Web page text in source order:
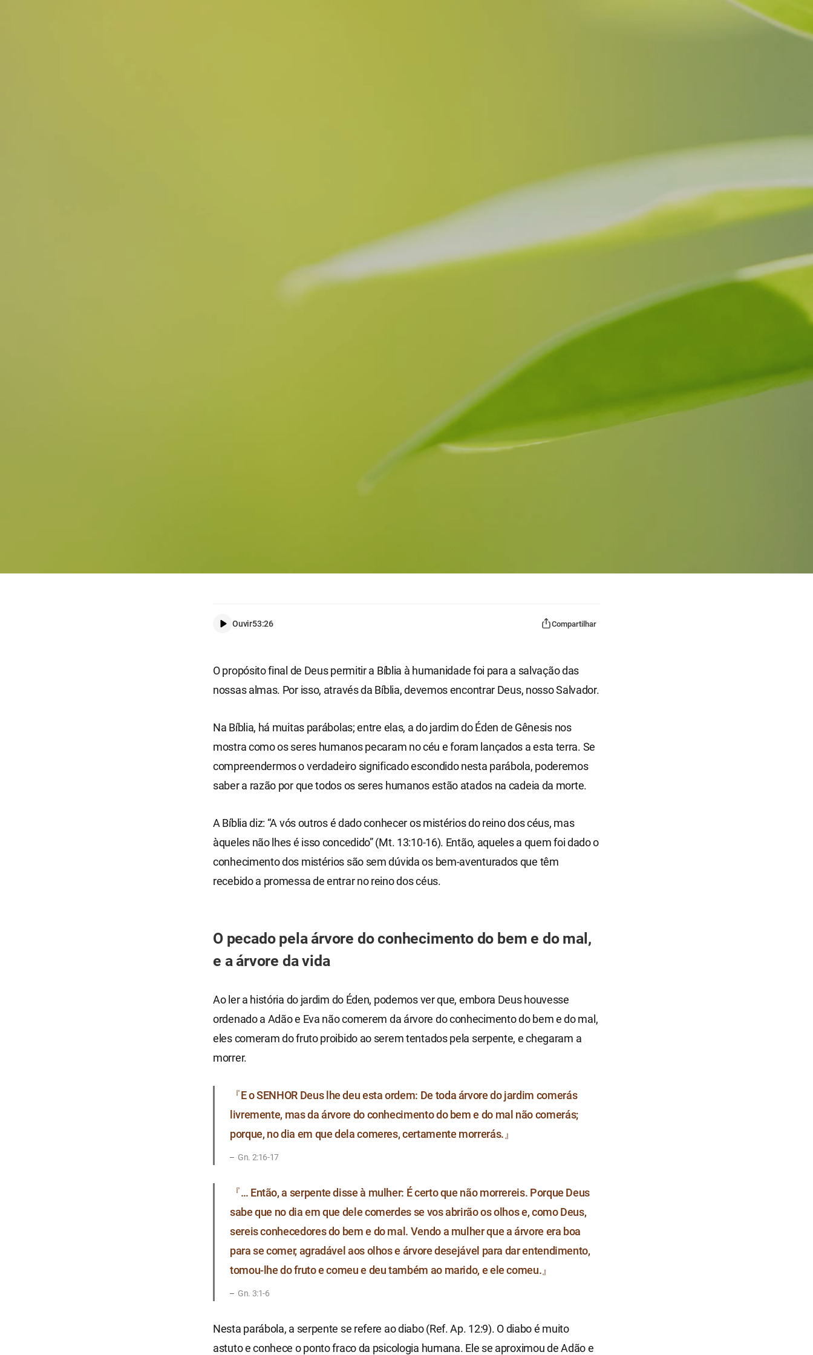
Ouvir53:26 Compartilhar
O propósito final de Deus permitir a Bíblia à humanidade foi para a salvação das
nossas almas. Por isso, através da Bíblia, devemos encontrar Deus, nosso Salvador.
Na Bíblia, há muitas parábolas; entre elas, a do jardim do Éden de Gênesis nos
mostra como os seres humanos pecaram no céu e foram lançados a esta terra. Se
compreendermos o verdadeiro significado escondido nesta parábola, poderemos
saber a razão por que todos os seres humanos estão atados na cadeia da morte.
A Bíblia diz: “A vós outros é dado conhecer os mistérios do reino dos céus, mas
àqueles não lhes é isso concedido” (Mt. 13:10-16). Então, aqueles a quem foi dado o
conhecimento dos mistérios são sem dúvida os bem-aventurados que têm
recebido a promessa de entrar no reino dos céus.
O pecado pela árvore do conhecimento do bem e do mal,
e a árvore da vida
Ao ler a história do jardim do Éden, podemos ver que, embora Deus houvesse
ordenado a Adão e Eva não comerem da árvore do conhecimento do bem e do mal,
eles comeram do fruto proibido ao serem tentados pela serpente, e chegaram a
morrer.
『E o SENHOR Deus lhe deu esta ordem: De toda árvore do jardim comerás
livremente, mas da árvore do conhecimento do bem e do mal não comerás;
porque, no dia em que dela comeres, certamente morrerás.』
Gn. 2:16-17
『… Então, a serpente disse à mulher: É certo que não morrereis. Porque Deus
sabe que no dia em que dele comerdes se vos abrirão os olhos e, como Deus,
sereis conhecedores do bem e do mal. Vendo a mulher que a árvore era boa
para se comer, agradável aos olhos e árvore desejável para dar entendimento,
tomou-lhe do fruto e comeu e deu também ao marido, e ele comeu.』
Gn. 3:1-6
Nesta parábola, a serpente se refere ao diabo (Ref. Ap. 12:9). O diabo é muito
astuto e conhece o ponto fraco da psicologia humana. Ele se aproximou de Adão e